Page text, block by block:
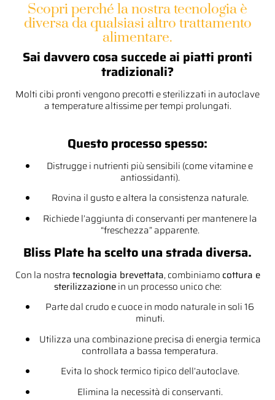
Scopri perché la nostra tecnologia è
diversa da qualsiasi altro trattamento
alimentare.
Sai davvero cosa succede ai piatti pronti
tradizionali?
Molti cibi pronti vengono precotti e sterilizzati in autoclave
a temperature altissime per tempi prolungati.
Questo processo spesso:
Distrugge i nutrienti più sensibili (come vitamine e
antiossidanti).
Rovina il gusto e altera la consistenza naturale.
Richiede l’aggiunta di conservanti per mantenere la
“freschezza” apparente.
Bliss Plate ha scelto una strada diversa.
Con la nostratecnologia brevettata, combiniamo cottura e
sterilizzazionein un processo unico che:
Parte dal crudo e cuoce in modo naturale in soli 16
minuti.
Utilizza una combinazione precisa di energia termica
controllata a bassa temperatura.
Evita lo shock termico tipico dell’autoclave.
Elimina la necessità di conservanti.